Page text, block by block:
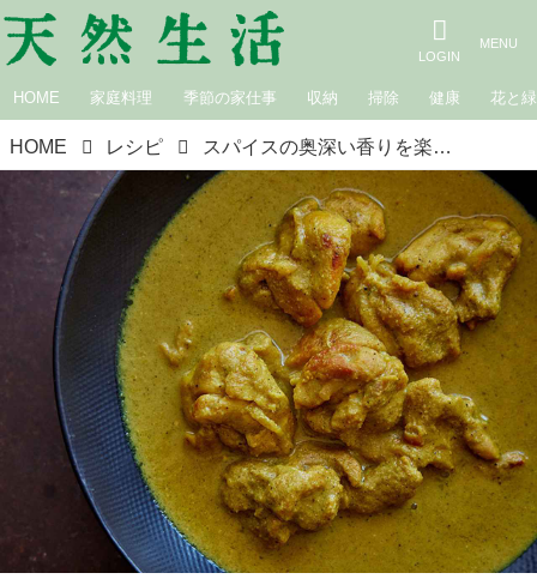
HOME 家庭料理 季節の家仕事 収納 掃除 健康 花と緑
HOME レシピ スパイスの奥深い香りを楽しむ「スパイシーチキンカレー」のつくり方。カレー研究家・水野仁輔さんの“最強のチキンカレー”